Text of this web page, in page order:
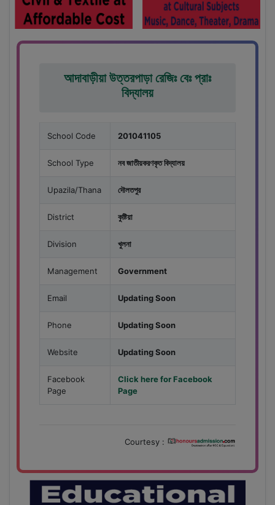
আদাবাড়ীয়া উত্তরপাড়া রেজিঃ বেঃ প্রাঃ
বিদ্যালয়
School Code 201041105
School Type নব জাতীয়করণকৃত বিদ্যালয়
Upazila/Thana দৌলতপুর
District কুষ্টিয়া
Division খুলনা
Management Government
Email Updating Soon
Phone Updating Soon
Website Updating Soon
Facebook
Page
Click here for Facebook
Page
Courtesy :